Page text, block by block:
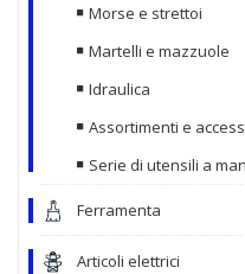
Morse e strettoi
Martelli e mazzuole
Idraulica
Assortimenti e
Serie di utensili a
Ferramenta
Articoli elettrici